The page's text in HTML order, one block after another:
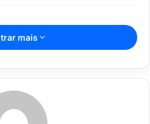
São Jorge; com essas dicas
sua planta vai durar mais;
da jardinagem para
não deixe as suas
mais